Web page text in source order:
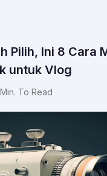
Pilih, Ini 8 Cara
untuk Vlog
To Read